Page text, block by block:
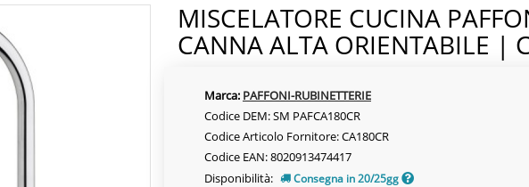
MISCELATORE CUCINA PAFFONI MONOLAVELLO A
CANNA ALTA ORIENTABILE |
Marca: PAFFONI-RUBINETTERIE
Codice DEM: SM PAFCA180CR
Codice Articolo Fornitore: CA180CR
Codice EAN: 8020913474417
Disponibilità:
Consegna in 20/25gg